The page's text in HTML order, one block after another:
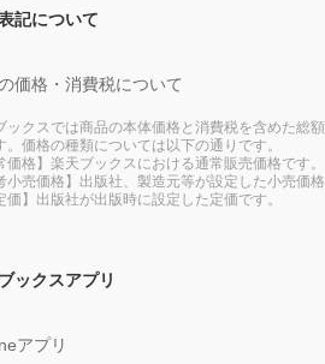
記について
価格・消費税について
ックスでは商品の本体価格と消費税を含めた総
。価格の種類については以下の通りです。
価格】楽天ブックスにおける通常販売価格です。
小売価格】出版社、製造元等が設定した小売価格
価】出版社が出版時に設定した定価です。
ックスアプリ
アプリ